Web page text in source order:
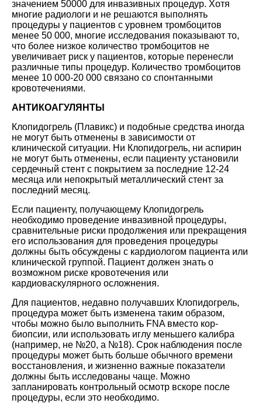
значением 50000 для инвазивных процедур. Хотя
многие радиологи и не решаются выполнять
процедуры у пациентов с уровнем тромбоцитов
менее 50 000, многие исследования показывают то,
что более низкое количество тромбоцитов не
увеличивает риск у пациентов, которые перенесли
различные типы процедур. Количество тромбоцитов
менее 10 000-20 000 связано со спонтанными
кровотечениями.
АНТИКОАГУЛЯНТЫ
Клопидогрель (Плавикс) и подобные средства иногда
не могут быть отменены в зависимости от
клинической ситуации. Ни Клопидогрель, ни аспирин
не могут быть отменены, если пациенту установили
сердечный стент с покрытием за последние 12-24
месяца или непокрытый металлический стент за
последний месяц.
Если пациенту, получающему Клопидогрель
необходимо проведение инвазивной процедуры,
сравнительные риски продолжения или прекращения
его использования для проведения процедуры
должны быть обсуждены с кардиологом пациента или
клинической группой. Пациент должен знать о
возможном риске кровотечения или
кардиоваскулярного осложнения.
Для пациентов, недавно получавших Клопидогрель,
процедура может быть изменена таким образом,
чтобы можно было выполнить FNA вместо кор-
биопсии, или использовать иглу меньшего калибра
(например, не №20, а №18). Срок наблюдения после
процедуры может быть больше обычного времени
восстановления, и жизненно важные показатели
должны быть исследованы чаще. Можно
запланировать контрольный осмотр вскоре после
процедуры, если это необходимо.